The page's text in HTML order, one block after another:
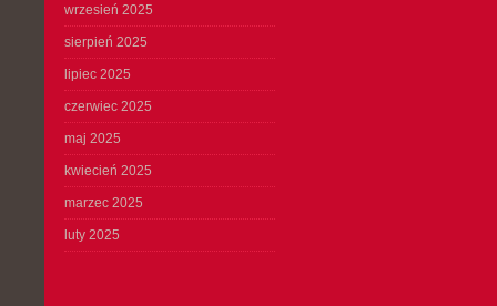
wrzesień 2025
sierpień 2025
lipiec 2025
czerwiec 2025
maj 2025
kwiecień 2025
marzec 2025
luty 2025